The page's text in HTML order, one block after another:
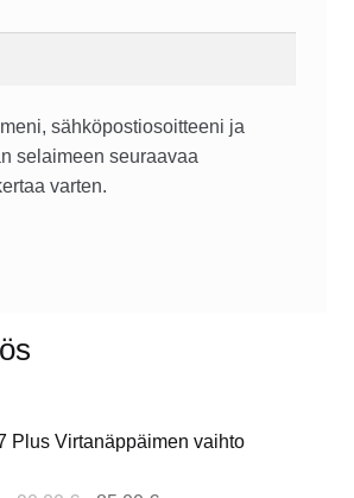
sähköpostiosoitteeni ja
selaimeen seuraavaa
varten.
Plus Virtanäppäimen vaihto